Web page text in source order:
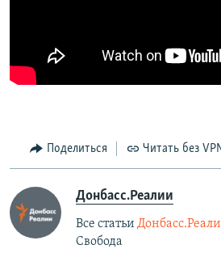
Поделиться Читать без
Донбасс.Реалии
Все статьи
Свобода